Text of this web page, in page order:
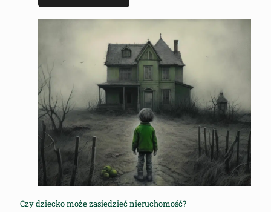
Czy dziecko może zasiedzieć nieruchomość?